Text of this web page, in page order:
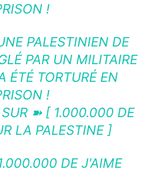
!
PALESTINIEN DE
PAR UN MILITAIRE
ÉTÉ TORTURÉ EN
!
➽ [ 1.000.000 DE
LA PALESTINE ]
DE J'AIME